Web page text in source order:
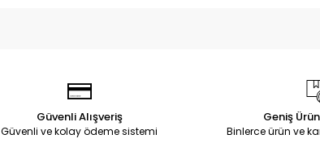
Güvenli Alışveriş
Güvenli ve kolay ödeme sistemi
Geniş
Binlerce ürün ve